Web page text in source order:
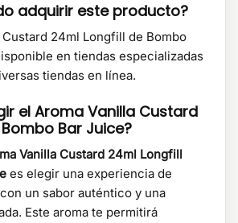
adquirir este producto?
Custard 24ml Longfill de Bombo
en tiendas especializadas
tiendas en línea.
el Aroma Vanilla Custard
Bar Juice?
Vanilla Custard 24ml Longfill
es elegir una experiencia de
un sabor auténtico y una
Este aroma te permitirá